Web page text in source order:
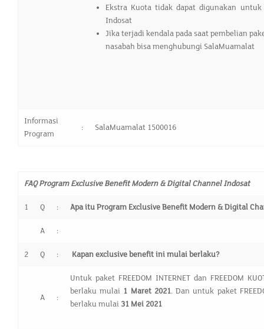
Ekstra Kuota tidak dapat digunakan
Indosat
Jika terjadi kendala pada saat pembelian
nasabah bisa menghubungi SalaMuamalat
Informasi
Program
: SalaMuamalat 1500016
FAQ ProgramExclusive Benefit Modern & Digital Channel Indosat
1 Q : Apa itu Program Exclusive Benefit Modern & Digital
A :
2 Q : Kapan exclusive benefit ini mulai berlaku?
A :
Untuk paket FREEDOM INTERNET dan FREEDOM
berlaku mulai 1 Maret 2021. Dan untuk paket
berlaku mulai 31 Mei 2021